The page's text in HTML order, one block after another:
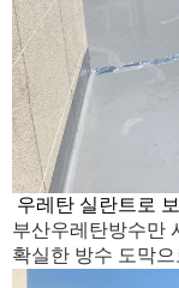
우레탄 실란트로
부산우레탄방수만
확실한 방수 도막